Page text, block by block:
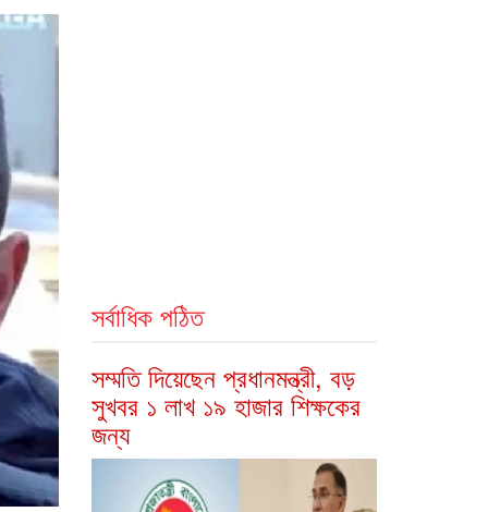
সর্বাধিক পঠিত
সম্মতি দিয়েছেন প্রধানমন্ত্রী, বড়
সুখবর ১ লাখ ১৯ হাজার শিক্ষকের
জন্য